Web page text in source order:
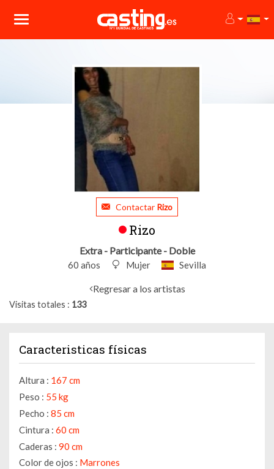
Contactar Rizo
Rizo
Extra - Participante - Doble
60 años Mujer Sevilla
Regresar a los artistas
Visitas totales 133
Caracteristicas físicas
Altura : 167 cm
Peso : 55 kg
Pecho : 85 cm
Cintura : 60 cm
Caderas : 90 cm
Color de ojos : Marrones